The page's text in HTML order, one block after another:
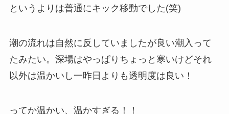
というよりは普通にキック移動でした(笑)
潮の流れは自然に反していましたが良い潮入って
たみたい。深場はやっぱりちょっと寒いけどそれ
以外は温かいし一昨日よりも透明度は良い！
ってか温かい、温かすぎる！！